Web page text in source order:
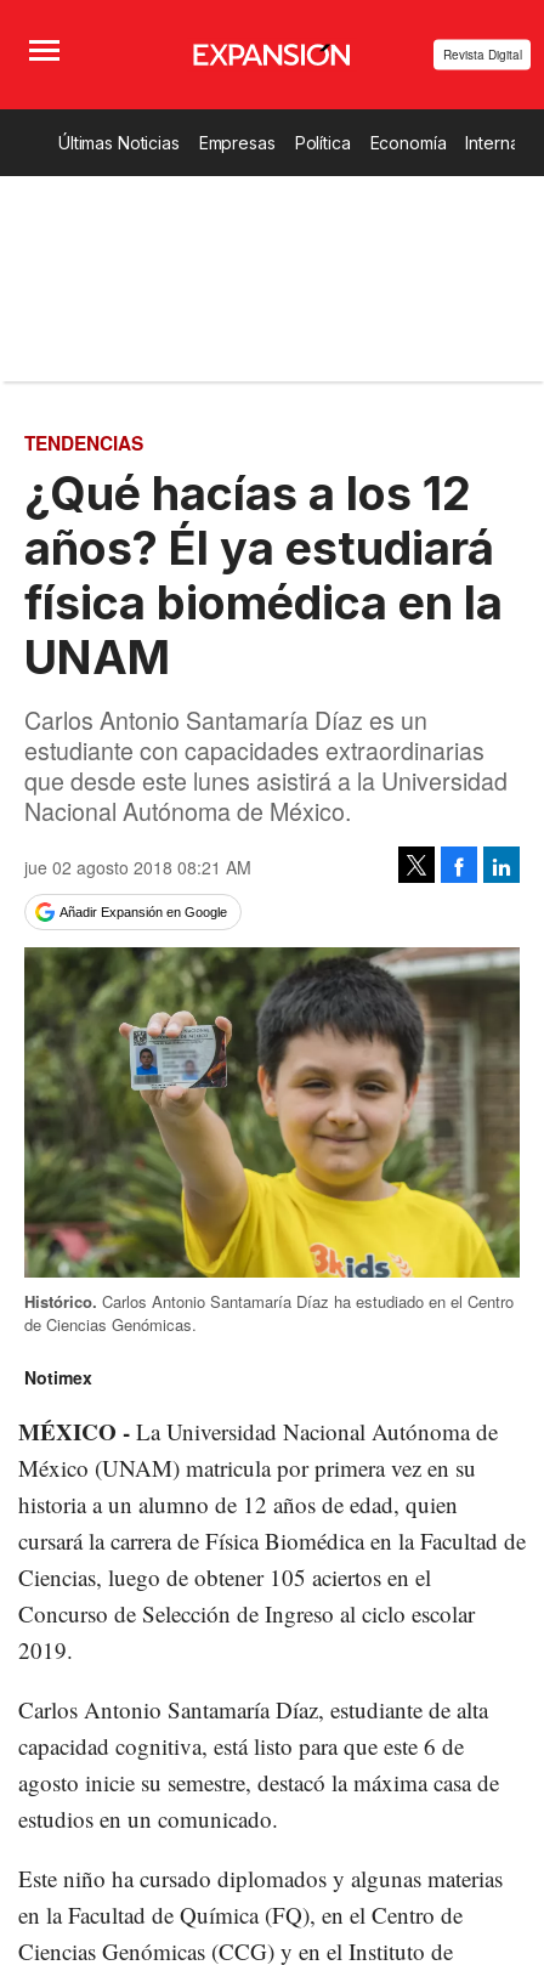
Revista Digital
Últimas Noticias Empresas Política Economía
TENDENCIAS
¿Qué hacías a los 12
años? Él ya estudiará
física biomédica en la
UNAM
Carlos Antonio Santamaría Díaz es un
estudiante con capacidades extraordinarias
que desde este lunes asistirá a la Universidad
Nacional Autónoma de México.
jue 02 agosto 2018 08:21 AM
Añadir Expansión en Google
Facebook
Histórico. Carlos Antonio Santamaría Díaz ha estudiado en el Centro
de Ciencias Genómicas.
Notimex
MÉXICO - La Universidad Nacional Autónoma de
México (UNAM) matricula por primera vez en su
historia a un alumno de 12 años de edad, quien
cursará la carrera de Física Biomédica en la Facultad de
Ciencias, luego de obtener 105 aciertos en el
Concurso de Selección de Ingreso al ciclo escolar
2019.
Carlos Antonio Santamaría Díaz, estudiante de alta
capacidad cognitiva, está listo para que este 6 de
agosto inicie su semestre, destacó la máxima casa de
estudios en un comunicado.
Este niño ha cursado diplomados y algunas materias
en la Facultad de Química (FQ), en el Centro de
Ciencias Genómicas (CCG) y en el Instituto de